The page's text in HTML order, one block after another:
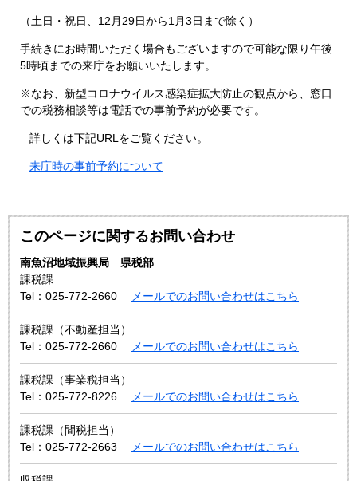
（土日・祝日、12月29日から1月3日まで除く）
手続きにお時間いただく場合もございますので可能な限り午後
5時頃までの来庁をお願いいたします。
※なお、新型コロナウイルス感染症拡大防止の観点から、窓口
での税務相談等は電話での事前予約が必要です。
詳しくは下記URLをご覧ください。
来庁時の事前予約について
このページに関するお問い合わせ
南魚沼地域振興局 県税部
課税課
Tel：025-772-2660
メールでのお問い合わせはこちら
課税課（不動産担当）
Tel：025-772-2660
メールでのお問い合わせはこちら
課税課（事業税担当）
Tel：025-772-8226
メールでのお問い合わせはこちら
課税課（間税担当）
Tel：025-772-2663
メールでのお問い合わせはこちら